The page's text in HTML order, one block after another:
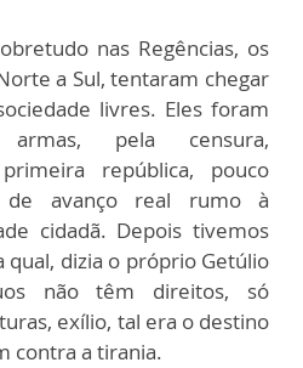
nas Regências, os
a Sul, tentaram chegar
livres. Eles foram
pela censura,
república, pouco
avanço real rumo à
cidadã. Depois tivemos
dizia o próprio Getúlio
não têm direitos, só
exílio, tal era o destino
contra a tirania.